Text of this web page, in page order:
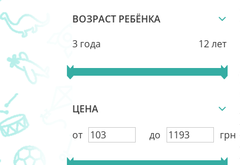
ВОЗРАСТ РЕБЁНКА
3 года
12 лет
ЦЕНА
от
до грн